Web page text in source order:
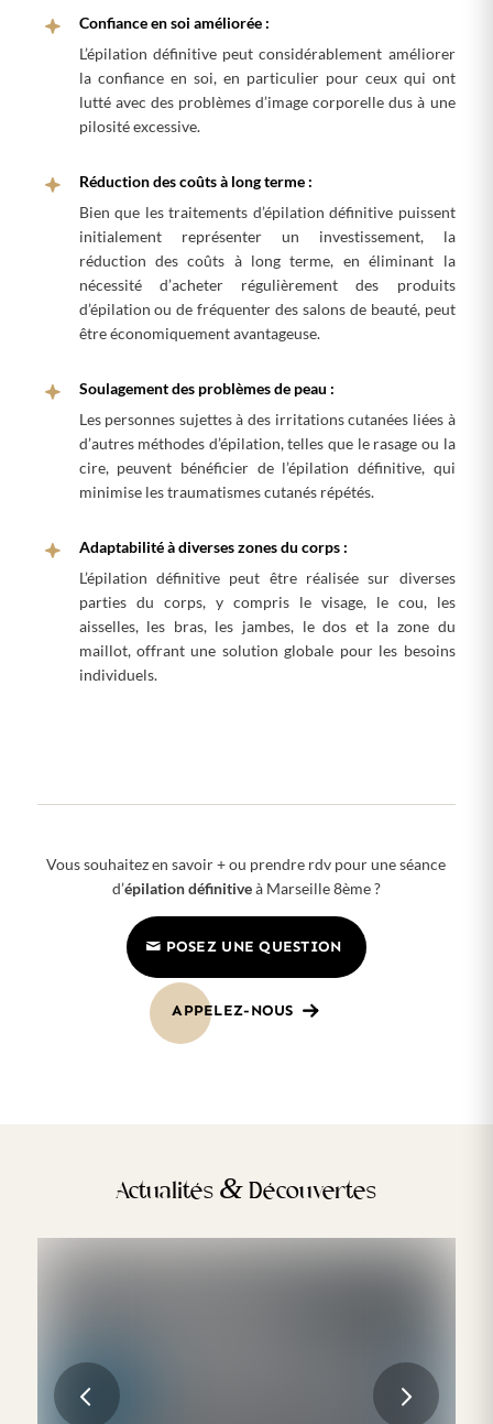
Confiance en soi améliorée :
L’épilation définitive peut considérablement améliorer
la confiance en soi, en particulier pour ceux qui ont
lutté avec des problèmes d’image corporelle dus à une
pilosité excessive.
Réduction des coûts à long terme :
Bien que les traitements d’épilation définitive puissent
initialement représenter un investissement, la
réduction des coûts à long terme, en éliminant la
nécessité d’acheter régulièrement des produits
d’épilation ou de fréquenter des salons de beauté, peut
être économiquement avantageuse.
Soulagement des problèmes de peau :
Les personnes sujettes à des irritations cutanées liées à
d’autres méthodes d’épilation, telles que le rasage ou la
cire, peuvent bénéficier de l’épilation définitive, qui
minimise les traumatismes cutanés répétés.
Adaptabilité à diverses zones du corps :
L’épilation définitive peut être réalisée sur diverses
parties du corps, y compris le visage, le cou, les
aisselles, les bras, les jambes, le dos et la zone du
maillot, offrant une solution globale pour les besoins
individuels.
Vous souhaitez en savoir + ou prendre rdv pour une séance
d’épilation définitiveà Marseille 8ème ?
POSEZ UNE QUESTION
APPELEZ-NOUS
Actualités & Découvertes